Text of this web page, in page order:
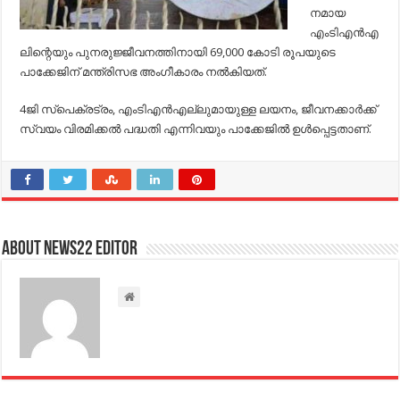
നമായ
എംടിഎന്‍എ
ലിന്റെയും പുനരുജ്ജീവനത്തിനായി 69,000 കോടി രൂപയുടെ
പാക്കേജിന് മന്ത്രിസഭ അംഗീകാരം നല്‍കിയത്.
4ജി സ്‌പെക്രട്രം, എംടിഎന്‍എല്ലുമായുള്ള ലയനം, ജീവനക്കാര്‍ക്ക്
സ്വയം വിരമിക്കല്‍ പദ്ധതി എന്നിവയും പാക്കേജില്‍ ഉള്‍പ്പെട്ടതാണ്.
About NEWS22 EDITOR